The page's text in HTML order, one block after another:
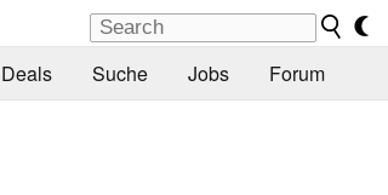
Deals Suche Jobs Forum